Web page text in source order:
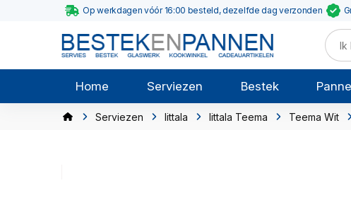
Op werkdagen vóór 16:00 besteld, dezelfde dag verzonden
Home Serviezen Bestek
Serviezen Iittala Iittala Teema Teema Wit